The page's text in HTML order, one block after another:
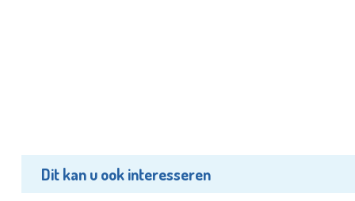
Dit kan u ook interesseren